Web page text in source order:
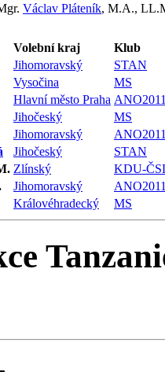
Václav Pláteník, M.A.,
Volební kraj
Klub
Jihomoravský
STAN
Vysočina
MS
Hlavní město Praha
Jihočeský
MS
Jihomoravský
Jihočeský
STAN
Zlínský
KDU-
Jihomoravský
Královéhradecký MS